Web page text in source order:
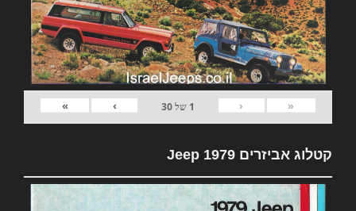
«
‹
1 של30
›
»
קטלוג אביזרים 1979 Jeep